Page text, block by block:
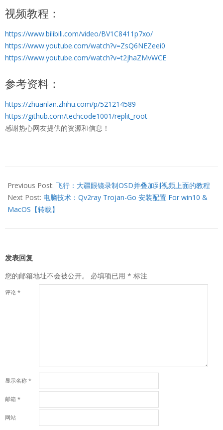
视频教程：
https://www.bilibili.com/video/BV1C8411p7xo/
https://www.youtube.com/watch?v=ZsQ6NEZeei0
https://www.youtube.com/watch?v=t2jhaZMvWCE
参考资料：
https://zhuanlan.zhihu.com/p/521214589
https://github.com/techcode1001/replit_root
感谢热心网友提供的资源和信息！
01-
17
Previous Post: 飞行：大疆眼镜录制OSD并叠加到视频上面的教程
Next Post: 电脑技术：Qv2ray Trojan-Go 安装配置 For win10 &
MacOS【转载】
发表回复
您的邮箱地址不会被公开。
必填项已用 * 标注
评论 *
显示名称 *
邮箱 *
网站